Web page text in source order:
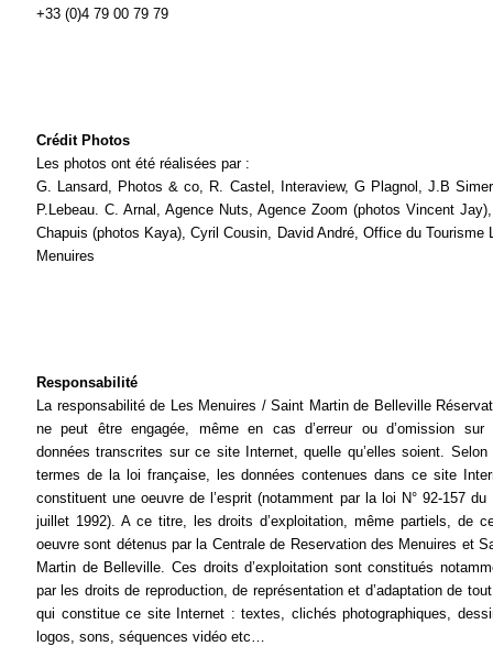
+33 (0)4 79 00 79 79
Crédit Photos
Les photos ont été réalisées par :
G. Lansard, Photos & co, R. Castel, Interaview, G Plagnol, J.B
P.Lebeau. C. Arnal, Agence Nuts, Agence Zoom (photos Vincent
Chapuis (photos Kaya), Cyril Cousin, David André, Office du Tourisme
Menuires
Responsabilité
La responsabilité de Les Menuires / Saint Martin de Belleville
ne peut être engagée, même en cas d’erreur ou d’omission sur
données transcrites sur ce site Internet, quelle qu’elles soient. Selon
termes de la loi française, les données contenues dans ce site
constituent une oeuvre de l’esprit (notamment par la loi N° 92-157 du
juillet 1992). A ce titre, les droits d’exploitation, même partiels, de
oeuvre sont détenus par la Centrale de Reservation des Menuires et
Martin de Belleville. Ces droits d’exploitation sont constitués
par les droits de reproduction, de représentation et d’adaptation de
qui constitue ce site Internet : textes, clichés photographiques,
logos, sons, séquences vidéo etc…